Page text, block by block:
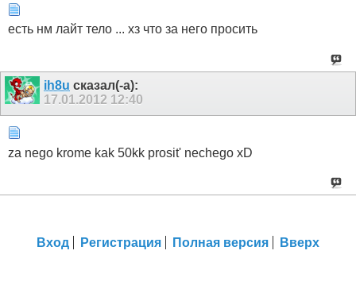
есть нм лайт тело ... хз что за него просить
ih8u сказал(-а):
17.01.2012 12:40
za nego krome kak 50kk prosit' nechego xD
Вход Регистрация Полная версия Вверх